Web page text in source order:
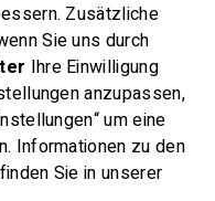
ON
Instagram
Zusätzliche
Sie uns durch
Ihre Einwilligung
anzupassen,
um eine
Informationen zu den
Sie in unserer